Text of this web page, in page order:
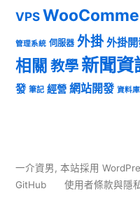
VPS
管理系統 伺服器 外掛 外掛
相關 教學 新聞資
發 筆記 經營 網站開發 資料庫
一介資男, 本站採用
GitHub
使用者條款與隱